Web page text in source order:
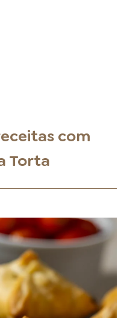
com
Torta